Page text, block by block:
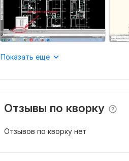
Показать еще
Отзывы по кворку
Отзывов по кворку нет